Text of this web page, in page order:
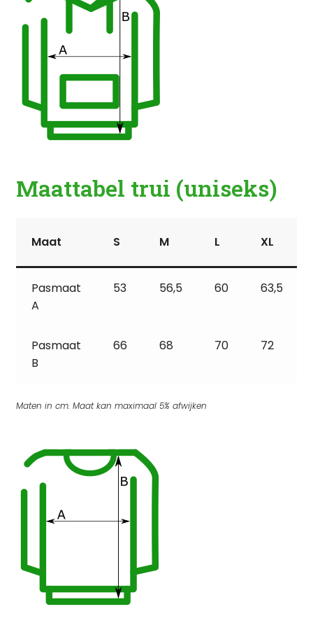
Maattabel trui (uniseks)
Maat S M L XL
Pasmaat
A
53 56,5 60 63,5
Pasmaat
B
66 68 70 72
Maten in cm. Maat kan maximaal 5% afwijken